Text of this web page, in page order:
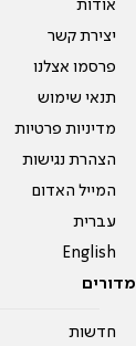
אודות
יצירת קשר
פרסמו אצלנו
תנאי שימוש
מדיניות פרטיות
הצהרת נגישות
המייל האדום
עברית
English
מדורים
חדשות